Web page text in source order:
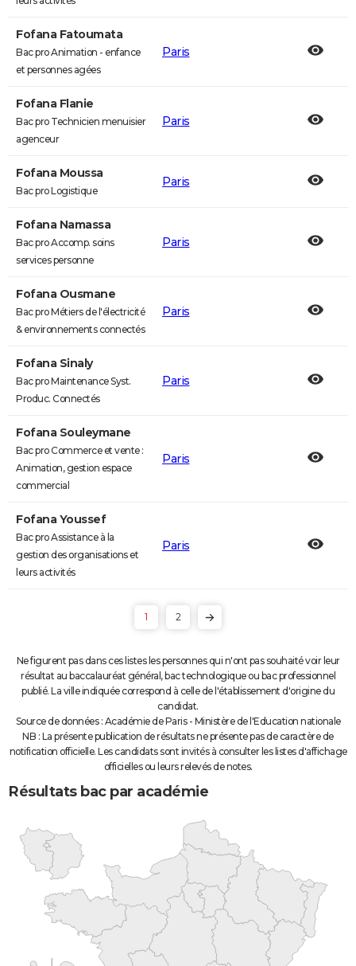
Fofana Fatoumata
Bac pro Animation - enfance
et personnes agées
Paris
Fofana Flanie
Bac pro Technicien menuisier
agenceur
Paris
Fofana Moussa
Bac pro Logistique
Paris
Fofana Namassa
Bac pro Accomp. soins
services personne
Paris
Fofana Ousmane
Bac pro Métiers de l'électricité
& environnements connectés
Paris
Fofana Sinaly
Bac pro Maintenance Syst.
Produc. Connectés
Paris
Fofana Souleymane
Bac pro Commerce et vente :
Animation, gestion espace
commercial
Paris
Fofana Youssef
Bac pro Assistance à la
gestion des organisations et
leurs activités
Paris
1 2
Ne figurent pas dans ces listes les personnes qui n'ont pas souhaité voir leur
résultat au baccalauréat général, bac technologique ou bac professionnel
publié. La ville indiquée correspond à celle de l'établissement d'origine du
candidat.
Source de données : Académie de Paris - Ministère de l'Education nationale
NB : La présente publication de résultats ne présente pas de caractère de
notification officielle. Les candidats sont invités à consulter les listes d'affichage
officielles ou leurs relevés de notes.
Résultats bac par académie